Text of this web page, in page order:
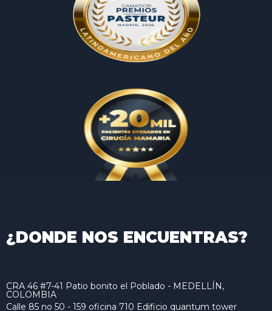
¿DONDE NOS ENCUENTRAS?
CRA 46 #7-41 Patio bonito el Poblado - MEDELLÍN,
COLOMBIA
Calle 85 no 50 - 159 oficina 710 Edificio quantum tower